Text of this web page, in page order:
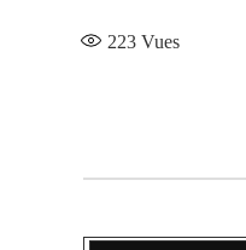
223 Vues